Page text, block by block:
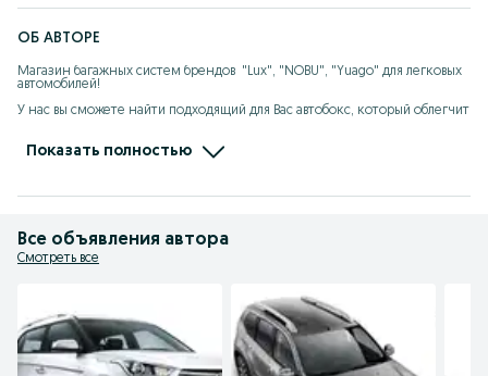
#автобоксы #автобокс #петешествие #путешествия
#багаж #багажникнакрышу #охота #рыбалка #природа
#отдыхнаприроде
ОБ АВТОРЕ
Магазин багажных систем брендов  "Lux", "NOBU", "Yuago" для легковых
автомобилей!
У нас вы сможете найти подходящий для Вас автобокс, который облегчит
Мы сотрудничаем с банком "Kaspi" и у нас вы можете пиобрести в
Показать полностью
Все объявления автора
Смотреть все